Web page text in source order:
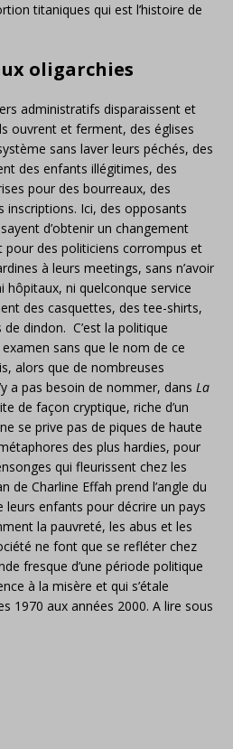
titaniques qui est l’histoire de
oligarchies
administratifs disparaissent et
ouvrent et ferment, des églises
sans laver leurs péchés, des
des enfants illégitimes, des
pour des bourreaux, des
Ici, des opposants
d’obtenir un changement
pour des politiciens corrompus et
à leurs meetings, sans n’avoir
hôpitaux, ni quelconque service
des casquettes, des tee-shirts,
dindon. C’est la politique
sans que le nom de ce
alors que de nombreuses
a pas besoin de nommer, dans La
de façon cryptique, riche d’un
se prive pas de piques de haute
des plus hardies, pour
qui fleurissent chez les
de Charline Effah prend l’angle du
leurs enfants pour décrire un pays
la pauvreté, les abus et les
ne font que se refléter chez
fresque d’une période politique
à la misère et qui s’étale
1970 aux années 2000. A lire sous